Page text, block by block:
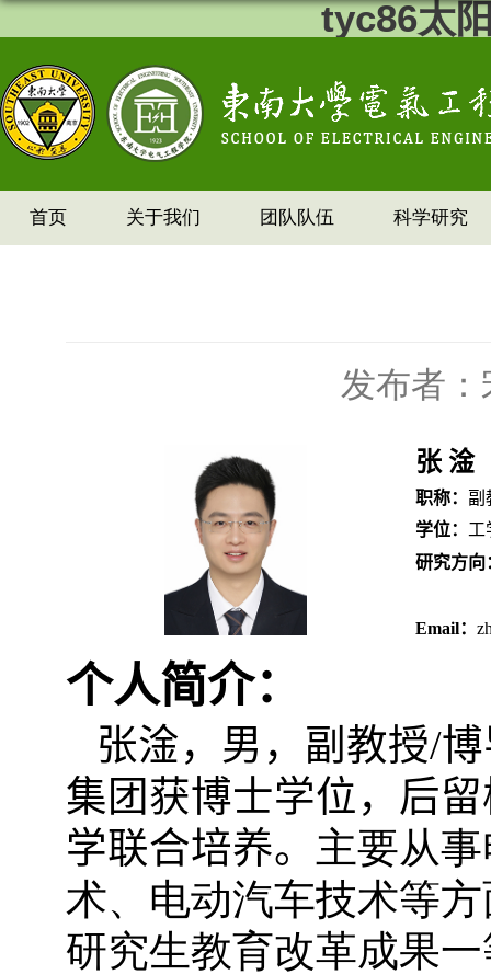
tyc86太
首页 关于我们 团队队伍 科学研究
发布者：
张 淦
职称： 副
学位： 工
研究方向
Email：
个人简介：
张淦，男，副教授/
集团获博士学位，后
学联合培养。 主要从
术、电动汽车技术等
研究生教育改革成果